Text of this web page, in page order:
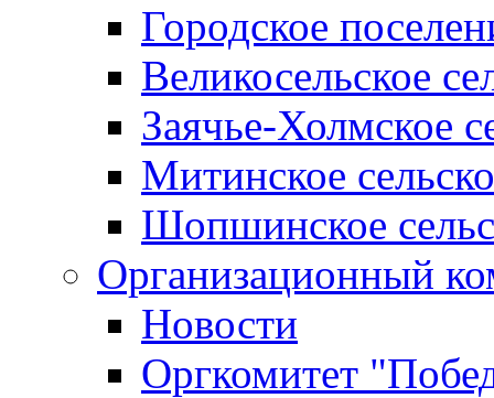
Городское
Великосельское
Заячье-Холмское
Митинское
Шопшинское
Организационный
Новости
Оргкомитет